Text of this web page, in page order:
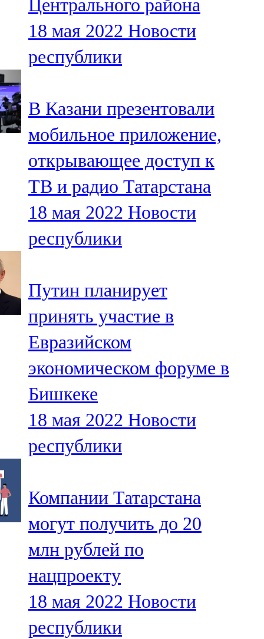
Центрального района
18 мая 2022 Новости
республики
В Казани презентовали
мобильное приложение,
открывающее доступ к
ТВ и радио Татарстана
18 мая 2022 Новости
республики
Путин планирует
принять участие в
Евразийском
экономическом форуме в
Бишкеке
18 мая 2022 Новости
республики
Компании Татарстана
могут получить до 20
млн рублей по
нацпроекту
18 мая 2022 Новости
республики